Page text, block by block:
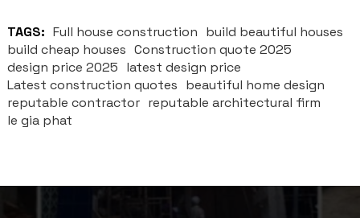
TAGS: Full house construction build beautiful houses
build cheap houses Construction quote 2025
design price 2025 latest design price
Latest construction quotes beautiful home design
reputable contractor reputable architectural firm
le gia phat